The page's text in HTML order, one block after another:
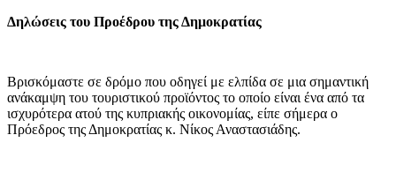
Δηλώσεις του Προέδρου της Δημοκρατίας
Βρισκόμαστε σε δρόμο που οδηγεί με ελπίδα σε μια σημαντική
ανάκαμψη του τουριστικού προϊόντος το οποίο είναι ένα από τα
ισχυρότερα ατού της κυπριακής οικονομίας, είπε σήμερα ο
Πρόεδρος της Δημοκρατίας κ. Νίκος Αναστασιάδης.